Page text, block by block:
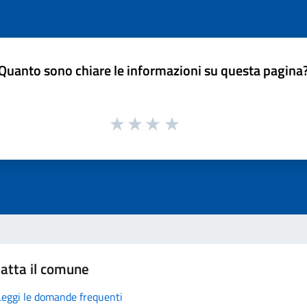
sono chiare le informazioni su questa
il comune
le domande frequenti